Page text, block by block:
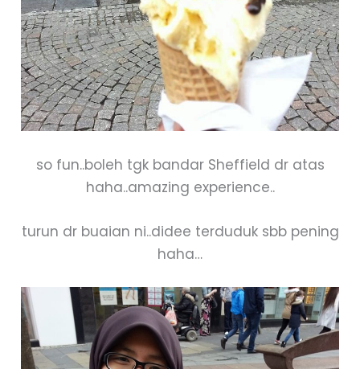
so fun..boleh tgk bandar Sheffield dr atas
haha..amazing experience..
turun dr buaian ni..didee terduduk sbb pening
haha…